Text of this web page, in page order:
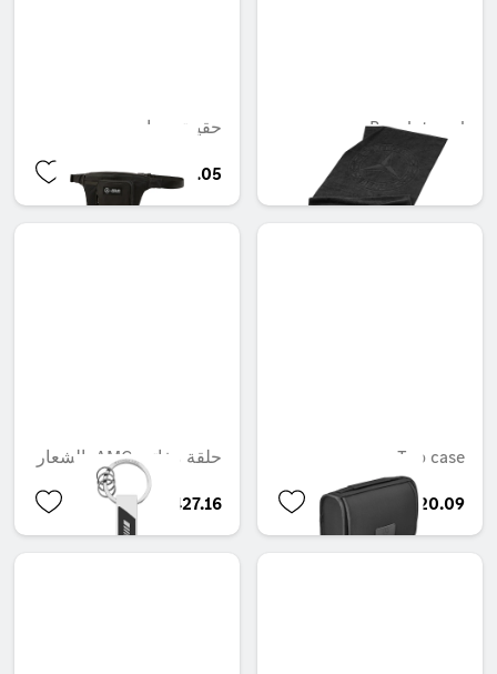
Beach towel
QAR 372.80
حقيبة بحزام
QAR 225.05
Top case
QAR 420.09
حلقة مفاتيح AMG، الشعار
QAR 427.16